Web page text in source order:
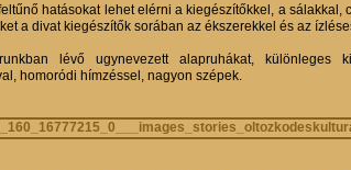
hatásokat lehet elérni a kiegészítőkkel, a
a divat kiegészítők sorában az ékszerekkel és az
lévő ugynevezett alapruhákat, különleges
homoródi hímzéssel, nagyon szépek.